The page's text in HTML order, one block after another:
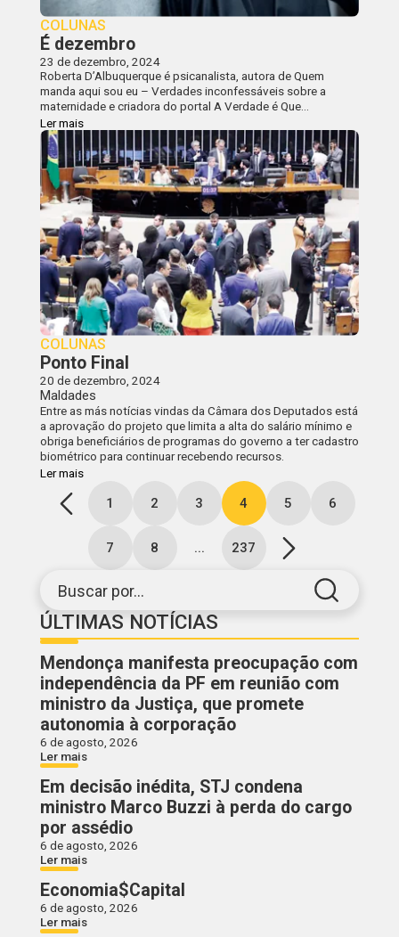
Buscar por...
ÚLTIMAS NOTÍCIAS
Mendonça manifesta preocupação com
independência da PF em reunião com
ministro da Justiça, que promete
autonomia à corporação
6 de agosto, 2026
Ler mais
Em decisão inédita, STJ condena
ministro Marco Buzzi à perda do cargo
por assédio
6 de agosto, 2026
Ler mais
Economia$Capital
6 de agosto, 2026
Ler mais
COLUNAS
É dezembro
23 de dezembro, 2024
Roberta D’Albuquerque é psicanalista, autora de Quem
manda aqui sou eu – Verdades inconfessáveis sobre a
maternidade e criadora do portal A Verdade é Que…
Ler mais
COLUNAS
Ponto Final
20 de dezembro, 2024
Maldades
Entre as más notícias vindas da Câmara dos Deputados está
a aprovação do projeto que limita a alta do salário mínimo e
obriga beneficiários de programas do governo a ter cadastro
biométrico para continuar recebendo recursos.
Ler mais
1 2 3 4 5 6
7 8 ... 237